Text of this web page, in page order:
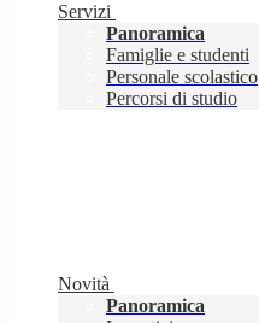
Servizi
Panoramica
Famiglie e studenti
Personale scolastico
Percorsi di studio
Novità
Panoramica